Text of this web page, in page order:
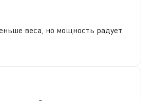
веса, но мощность радует.